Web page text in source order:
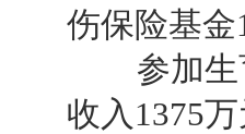
伤保险基金
参加生育
收入1375